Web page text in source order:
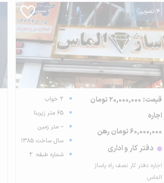
4 تصویر
قیمت: 20,000,000 تومان
اجاره
60,000,000 تومان رهن
دفتر کار و اداری
اجاره دفتر کار نصف راه پاساژ
الماس
2 خواب
65 متر زیربنا
-- متر زمین
سال ساخت 1385
شماره طبقه: 2